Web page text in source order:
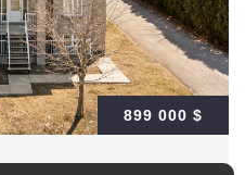
899 000 $